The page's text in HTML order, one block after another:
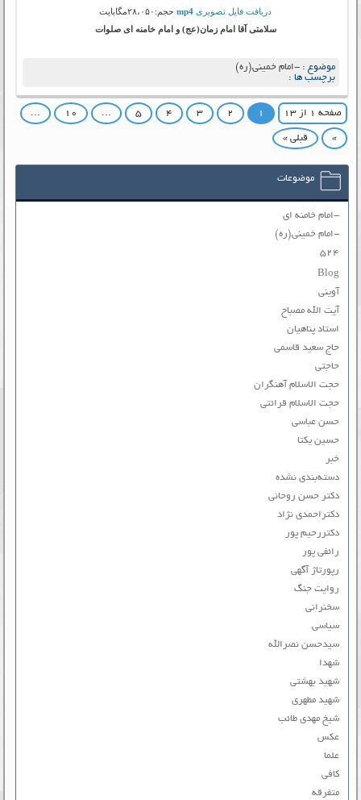
دریافت فایل تصویری mp4 حجم:۲۸،۰۵۰مگابایت
سلامتی آقا امام زمان(عج) و امام خامنه ای صلوات
موضوع :-امام خمینی(ره)
برچسب ها :
صفحه ۱ از ۱۳ ۱ ۲ ۳ ۴ ۵ ... ۱۰ ...
» قبلی »
موضوعات
-امام خامنه ای
-امام خمینی(ره)
۵۲۴
Blog
آوینی
آیت الله مصباح
استاد پناهیان
حاج سعید قاسمی
حاجتی
حجت الاسلام آهنگران
حجت الاسلام قرائتی
حسن عباسی
حسین یکتا
خبر
دسته‌بندی نشده
دکتر حسن روحانی
دکتراحمدی نژاد
دکتررحیم پور
رائفی پور
رپورتاژ آگهی
روایت جنگ
سخنرانی
سیاسی
سیدحسن نصرالله
شهدا
شهید بهشتی
شهید مطهری
شیخ مهدی طائب
عکس
علما
کافی
متفرقه